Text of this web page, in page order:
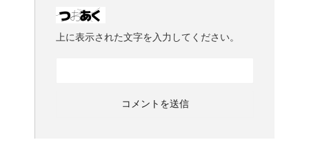
上に表示された文字を入力してください。